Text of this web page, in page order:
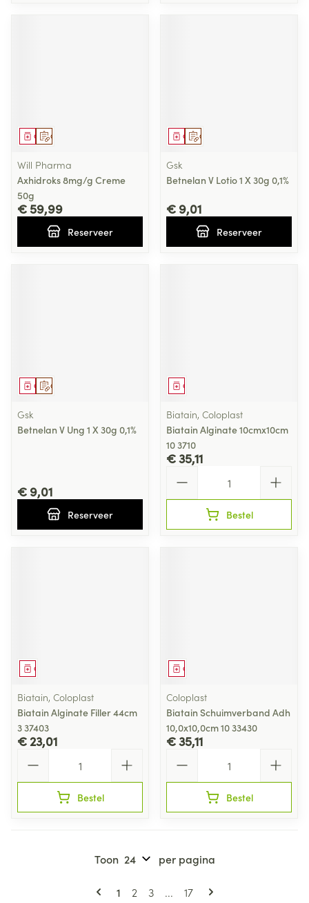
Op voorschrift
Geneesmiddel
Will Pharma
Axhidroks 8mg/g Creme
50g
€ 59,99
Reserveer
Op voorschrift
Geneesmiddel
Gsk
Betnelan V Lotio 1 X 30g 0,1%
€ 9,01
Reserveer
Op voorschrift
Geneesmiddel
Gsk
Betnelan V Ung 1 X 30g 0,1%
€ 9,01
Reserveer
Geneesmiddel
Biatain, Coloplast
Biatain Alginate 10cmx10cm
10 3710
€ 35,11
Bestel
Geneesmiddel
Biatain, Coloplast
Biatain Alginate Filler 44cm
3 37403
€ 23,01
Bestel
Geneesmiddel
Coloplast
Biatain Schuimverband Adh
10,0x10,0cm 10 33430
€ 35,11
Bestel
Pagina's
U lees momenteel pagina
1 Pagina
2 Pagina
3 ... Pagina
17
Toon per pagina